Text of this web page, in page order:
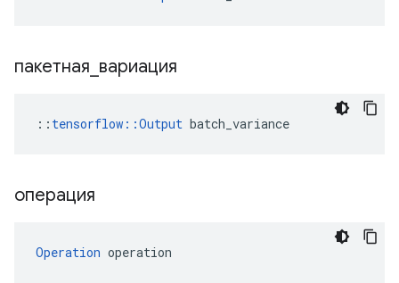
пакетная вариация
:: tensorflow ::Output batch_variance
операция
Operation operation